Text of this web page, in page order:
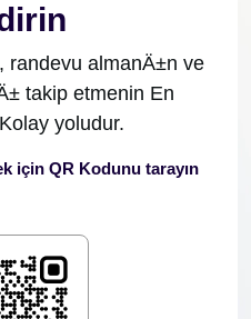
randevu almanÄ±n ve
takip etmenin En
yoludur.
için QR Kodunu tarayın